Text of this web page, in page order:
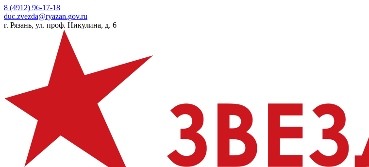
8 (4912) 96-17-18
duc.zvezda@ryazan.gov.ru
г. Рязань, ул. проф. Никулина, д. 6